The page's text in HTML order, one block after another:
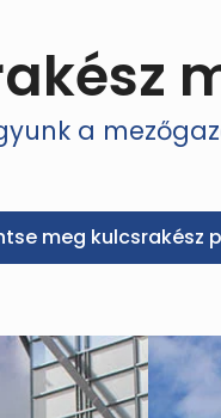
a
meg kulcsrakész